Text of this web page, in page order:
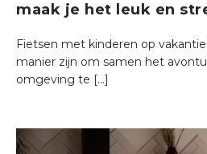
maak je het leuk en
Fietsen met kinderen op
manier zijn om samen het
omgeving te […]